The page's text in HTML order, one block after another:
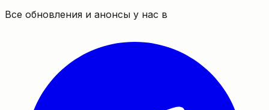
Все обновления и анонсы у нас в